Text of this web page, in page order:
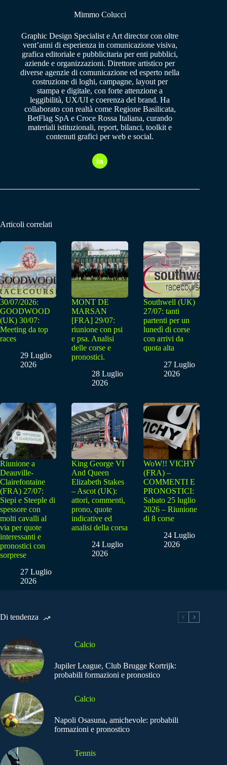
Mimmo Colucci
Graphic Design Specialist e Art director con oltre
vent’anni di esperienza in comunicazione visiva,
grafica editoriale e pubblicitaria per enti pubblici,
aziende e organizzazioni. Direttore artistico per
diverse agenzie di comunicazione ed esperto nella
costruzione di loghi, campagne, layout per
stampa e digitale, con forte attenzione a
leggibilità, UX/UI e coerenza del brand. Ha
collaborato con realtà come Regione Basilicata,
BetFlag SpA e Croce Rossa Italiana, curando
materiali istituzionali, report, bilanci, toolkit e
contenuti grafici per web e social.
Articoli correlati
30/07/2026:
GOODWOOD
(UK) 30/07:
Meeting da top
races
29 Luglio
2026
MONT DE
MARSAN
[FRA] 29/07:
riunione con psi
e psa. Analisi
delle corse e
pronostici.
28 Luglio
2026
Southwell (UK)
27/07: tanti
partenti per un
lunedì di corse
con arrivi da
quota alta
27 Luglio
2026
Riunione a
Deauville-
Clairefontaine
(FRA) 27/07:
Siepi e Steeple di
spessore con
molti cavalli al
via per quote
interessanti e
pronostici con
sorprese
27 Luglio
2026
King George VI
And Queen
Elizabeth Stakes
– Ascot (UK):
attori, commenti,
prono, quote
indicative ed
analisi della corsa
24 Luglio
2026
WoW!! VICHY
(FRA) –
COMMENTI E
PRONOSTICI:
Sabato 25 luglio
2026 – Riunione
di 8 corse
24 Luglio
2026
Di tendenza
Calcio
Jupiler League, Club Brugge Kortrijk:
probabili formazioni e pronostico
Calcio
Napoli Osasuna, amichevole: probabili
formazioni e pronostico
Tennis